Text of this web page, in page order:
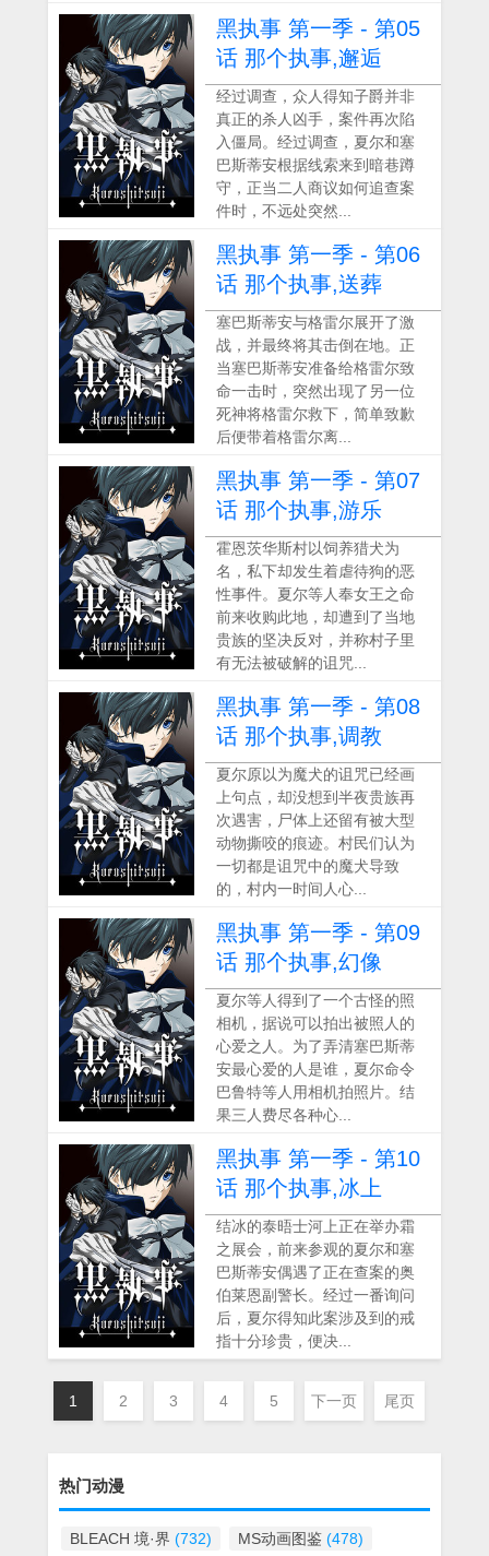
黑执事 第一季 - 第05
话 那个执事,邂逅
经过调查，众人得知子爵并非
真正的杀人凶手，案件再次陷
入僵局。经过调查，夏尔和塞
巴斯蒂安根据线索来到暗巷蹲
守，正当二人商议如何追查案
件时，不远处突然...
黑执事 第一季 - 第06
话 那个执事,送葬
塞巴斯蒂安与格雷尔展开了激
战，并最终将其击倒在地。正
当塞巴斯蒂安准备给格雷尔致
命一击时，突然出现了另一位
死神将格雷尔救下，简单致歉
后便带着格雷尔离...
黑执事 第一季 - 第07
话 那个执事,游乐
霍恩茨华斯村以饲养猎犬为
名，私下却发生着虐待狗的恶
性事件。夏尔等人奉女王之命
前来收购此地，却遭到了当地
贵族的坚决反对，并称村子里
有无法被破解的诅咒...
黑执事 第一季 - 第08
话 那个执事,调教
夏尔原以为魔犬的诅咒已经画
上句点，却没想到半夜贵族再
次遇害，尸体上还留有被大型
动物撕咬的痕迹。村民们认为
一切都是诅咒中的魔犬导致
的，村内一时间人心...
黑执事 第一季 - 第09
话 那个执事,幻像
夏尔等人得到了一个古怪的照
相机，据说可以拍出被照人的
心爱之人。为了弄清塞巴斯蒂
安最心爱的人是谁，夏尔命令
巴鲁特等人用相机拍照片。结
果三人费尽各种心...
黑执事 第一季 - 第10
话 那个执事,冰上
结冰的泰晤士河上正在举办霜
之展会，前来参观的夏尔和塞
巴斯蒂安偶遇了正在查案的奥
伯莱恩副警长。经过一番询问
后，夏尔得知此案涉及到的戒
指十分珍贵，便决...
1 2 3 4 5 下一页 尾页
热门动漫
BLEACH 境·界 (732) MS动画图鉴 (478)